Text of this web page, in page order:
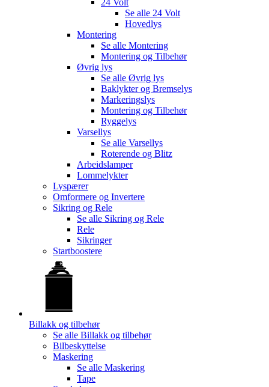
Se alle 24 Volt
Hovedlys
Montering
Se alle Montering
Montering og Tilbehør
Øvrig lys
Se alle Øvrig lys
Baklykter og Bremselys
Markeringslys
Montering og Tilbehør
Ryggelys
Varsellys
Se alle Varsellys
Roterende og Blitz
Arbeidslamper
Lommelykter
Lyspærer
Omformere og Invertere
Sikring og Rele
Se alle Sikring og Rele
Rele
Sikringer
Startboostere
Billakk og tilbehør
Se alle Billakk og tilbehør
Bilbeskyttelse
Maskering
Se alle Maskering
Tape